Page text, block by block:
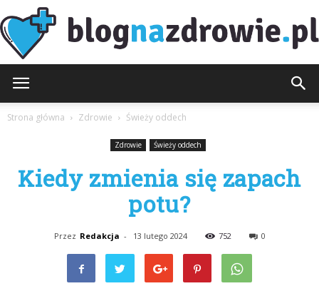
Strona główna Zdrowie Świeży oddech
Zdrowie Świeży oddech
Kiedy zmienia się zapach
potu?
Przez Redakcja - 13 lutego 2024 752 0